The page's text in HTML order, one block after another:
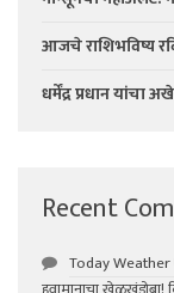
आजचे राशिभविष्य
धर्मेंद्र प्रधान यांचा
Recent
Today